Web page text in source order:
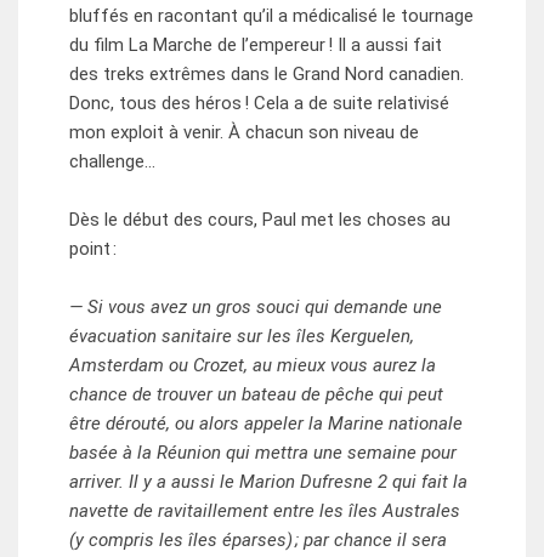
bluffés en racontant qu’il a médicalisé le tournage
du film La Marche de l’empereur ! Il a aussi fait
des treks extrêmes dans le Grand Nord canadien.
Donc, tous des héros ! Cela a de suite relativisé
mon exploit à venir. À chacun son niveau de
challenge…
Dès le début des cours, Paul met les choses au
point :
— Si vous avez un gros souci qui demande une
évacuation sanitaire sur les îles Kerguelen,
Amsterdam ou Crozet, au mieux vous aurez la
chance de trouver un bateau de pêche qui peut
être dérouté, ou alors appeler la Marine nationale
basée à la Réunion qui mettra une semaine pour
arriver. Il y a aussi le Marion Dufresne 2 qui fait la
navette de ravitaillement entre les îles Australes
(y compris les îles éparses) ; par chance il sera